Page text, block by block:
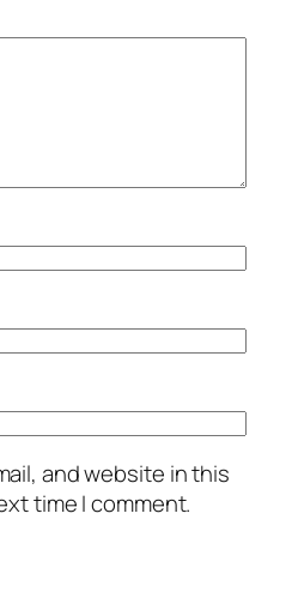
and website in this
time I comment.